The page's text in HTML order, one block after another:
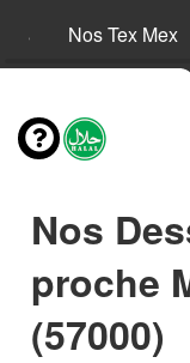
Nos Tex Mex
Nos
proche
(57000)